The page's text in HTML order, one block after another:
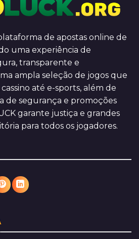
de apostas online de
uma experiência de
transparente e
ampla seleção de jogos que
até e-sports, além de
de segurança e promoções
garante justiça e grandes
para todos os jogadores.